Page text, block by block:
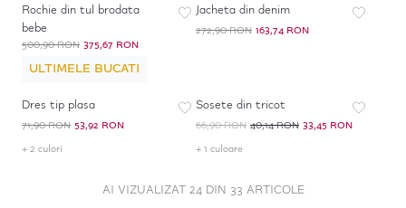
Rochie din tul brodata
bebe
500,90 RON 375,67 RON
ULTIMELE BUCATI
Jacheta din denim
272,90 RON 163,74 RON
-25%
Dres tip plasa
71,90 RON 53,92 RON
+ 2 culori
Sosete din tricot
66,90 RON 40,14 RON 33,45 RON
+ 1 culoare
AI VIZUALIZAT 24 DIN 33 ARTICOLE